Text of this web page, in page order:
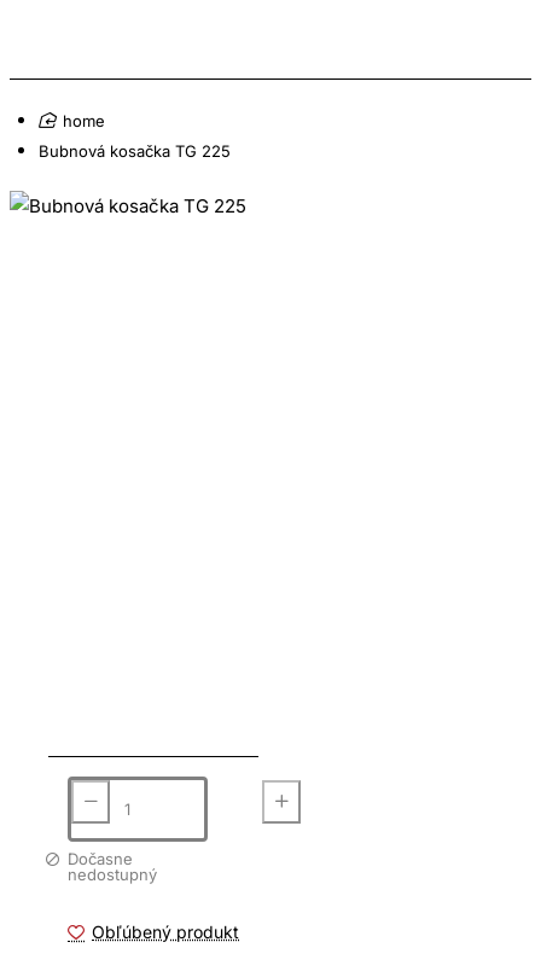
home
Bubnová kosačka TG 225
Dočasne
nedostupný
Obľúbený produkt